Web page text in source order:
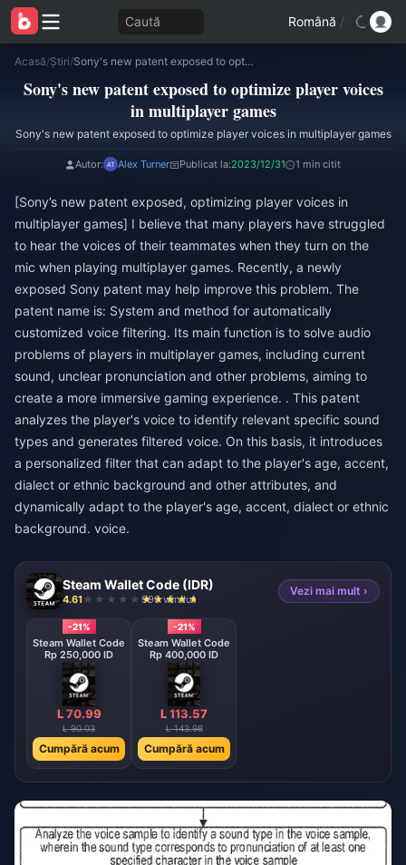
Caută Română /
Acasă/Știri/ Sony's new patent exposed to optimize player voices in multiplayer games
Sony's new patent exposed to optimize player voices
in multiplayer games
Sony's new patent exposed to optimize player voices in multiplayer games
Autor: Alex Turner Publicat la:2023/12/31 1 min citit
[Sony’s new patent exposed, optimizing player voices in
multiplayer games] I believe that many players have struggled
to hear the voices of their teammates when they turn on the
mic when playing multiplayer games. Recently, a newly
exposed Sony patent may help improve this problem. The
patent name is: System and method for automatically
customized voice filtering. Its main function is to solve audio
problems of players in multiplayer games, including current
sound, unclear pronunciation and other problems, aiming to
create a more immersive gaming experience. . This patent
analyzes the player's voice to identify relevant specific sound
types and generates filtered voice. On this basis, it introduces
a personalized filter that can adapt to the player's age, accent,
dialect or ethnic background and other attributes, and
dynamically adapt to the player's age, accent, dialect or ethnic
background. voice.
Steam Wallet Code (IDR)
4.61 990 vândut
Vezi mai mult ›
-21%
Steam Wallet Code
Rp 250,000 ID
L 70.99
L 90.03
Cumpără acum
-21%
Steam Wallet Code
Rp 400,000 ID
L 113.57
L 143.98
Cumpără acum